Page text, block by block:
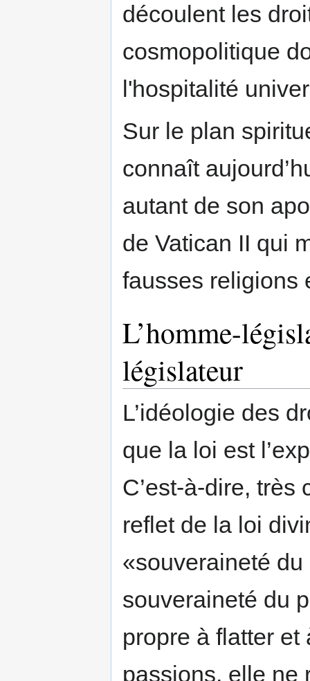
découlent les
cosmopolitique
l'hospitalité
Sur le plan
connaît
autant de son
de Vatican II qui
fausses religions
L’homme-
législateur
L’idéologie des
que la loi est
C’est-à-dire, très
reflet de la loi
«souveraineté
souveraineté du
propre à flatter
passions, elle ne